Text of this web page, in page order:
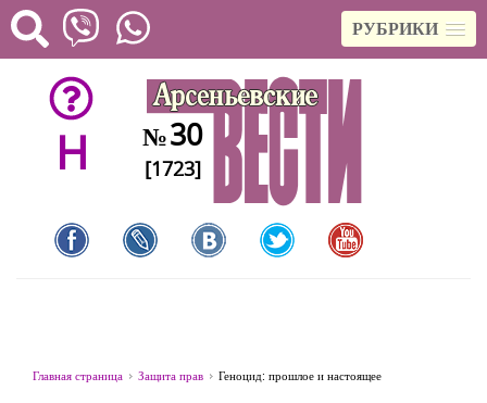
РУБРИКИ
H №30
[1723]
Главная страница Защита прав Геноцид: прошлое и настоящее